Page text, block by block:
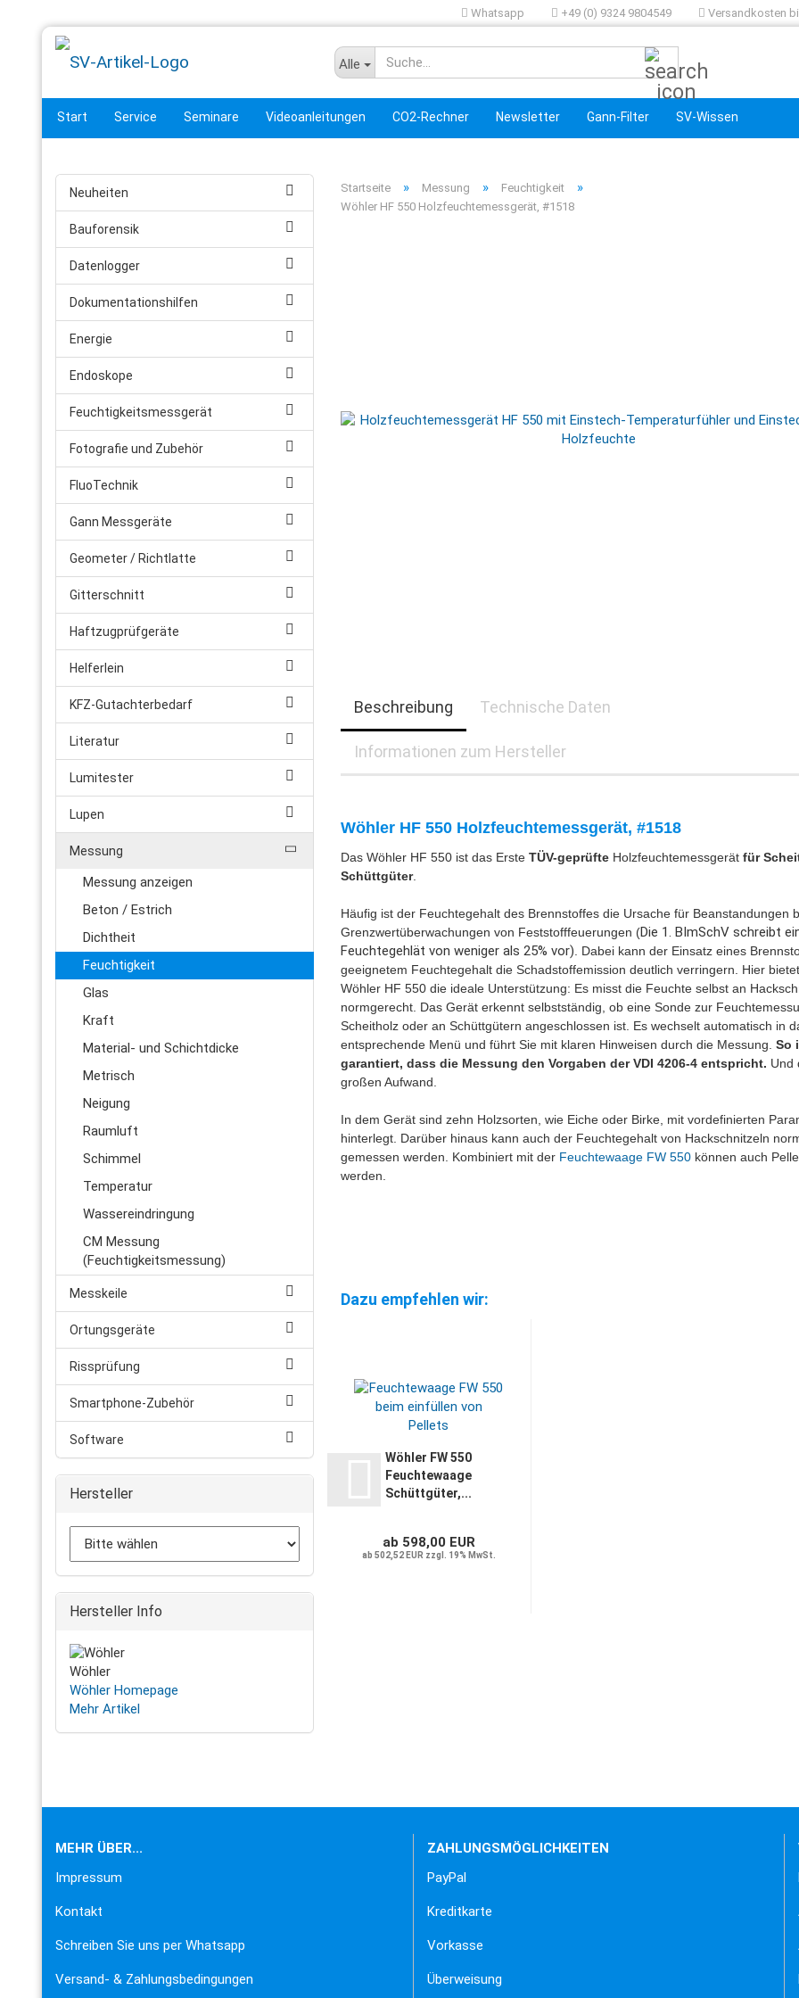
Whatsapp +49 (0) 9324 9804549 Versandkosten
Alle
Start Service Seminare Videoanleitungen CO2-Rechner Newsletter Gann-Filter SV-Wissen
Startseite » Messung » Feuchtigkeit »
Wöhler HF 550 Holzfeuchtemessgerät, #1518
Beschreibung Technische Daten
Informationen zum Hersteller
Wöhler HF 550 Holzfeuchtemessgerät, #1518
Das Wöhler HF 550 ist das Erste TÜV-geprüfte Holzfeuchtemessgerät für
Schüttgüter.
Häufig ist der Feuchtegehalt des Brennstoffes die Ursache für Beanstandungen
Grenzwertüberwachungen von Feststofffeuerungen (Die 1. BImSchV schreibt
Feuchtegehlät von weniger als 25% vor) . Dabei kann der Einsatz eines
geeignetem Feuchtegehalt die Schadstoffemission deutlich verringern. Hier
Wöhler HF 550 die ideale Unterstützung: Es misst die Feuchte selbst an
normgerecht. Das Gerät erkennt selbstständig, ob eine Sonde zur
Scheitholz oder an Schüttgütern angeschlossen ist. Es wechselt automatisch in
entsprechende Menü und führt Sie mit klaren Hinweisen durch die Messung. So
garantiert, dass die Messung den Vorgaben der VDI 4206-4 entspricht. Und
großen Aufwand.
In dem Gerät sind zehn Holzsorten, wie Eiche oder Birke, mit vordefinierten
hinterlegt. Darüber hinaus kann auch der Feuchtegehalt von Hackschnitzeln
gemessen werden. Kombiniert mit der Feuchtewaage FW 550 können auch
werden.
Dazu empfehlen wir:
Wöhler FW 550
Feuchtewaage
Schüttgüter,...
ab 598,00 EUR
ab 502,52 EUR zzgl. 19% MwSt.
Neuheiten
Bauforensik
Datenlogger
Dokumentationshilfen
Energie
Endoskope
Feuchtigkeitsmessgerät
Fotografie und Zubehör
FluoTechnik
Gann Messgeräte
Geometer / Richtlatte
Gitterschnitt
Haftzugprüfgeräte
Helferlein
KFZ-Gutachterbedarf
Literatur
Lumitester
Lupen
Messung
Messung anzeigen
Beton / Estrich
Dichtheit
Feuchtigkeit
Glas
Kraft
Material- und Schichtdicke
Metrisch
Neigung
Raumluft
Schimmel
Temperatur
Wassereindringung
CM Messung
(Feuchtigkeitsmessung)
Messkeile
Ortungsgeräte
Rissprüfung
Smartphone-Zubehör
Software
Hersteller
Hersteller Info
Wöhler
Wöhler Homepage
Mehr Artikel
MEHR ÜBER...
Impressum
Kontakt
Schreiben Sie uns per Whatsapp
Versand- & Zahlungsbedingungen
ZAHLUNGSMÖGLICHKEITEN
PayPal
Kreditkarte
Vorkasse
Überweisung